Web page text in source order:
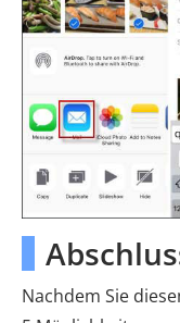
Nachdem Sie